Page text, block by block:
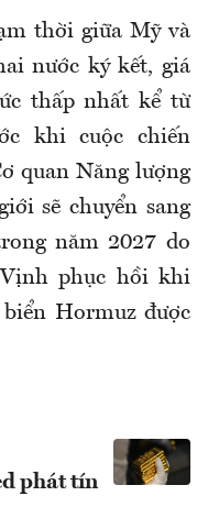
thời giữa Mỹ và
nước ký kết, giá
thấp nhất kể từ
khi cuộc chiến
quan Năng lượng
sẽ chuyển sang
năm 2027 do
phục hồi khi
Hormuz được
phát tín